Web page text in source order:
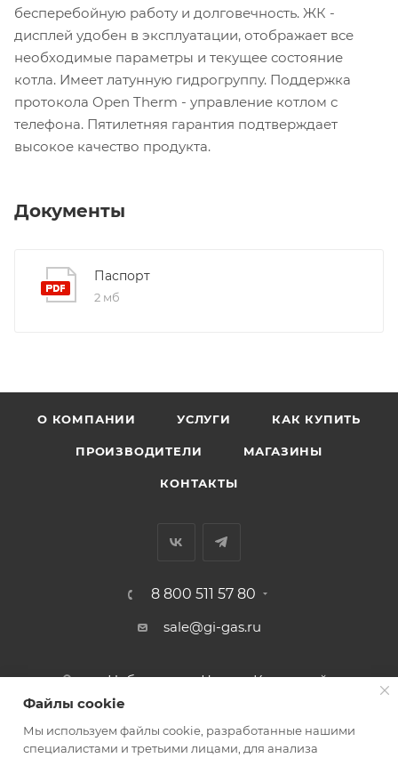
бесперебойную работу и долговечность. ЖК -
дисплей удобен в эксплуатации, отображает все
необходимые параметры и текущее состояние
котла. Имеет латунную гидрогруппу. Поддержка
протокола Open Therm - управление котлом с
телефона. Пятилетняя гарантия подтверждает
высокое качество продукта.
Документы
Паспорт
2 мб
О КОМПАНИИ УСЛУГИ КАК КУПИТЬ
ПРОИЗВОДИТЕЛИ МАГАЗИНЫ
КОНТАКТЫ
8 800 511 57 80
sale@gi-gas.ru
г. Набережные Челны, Казанский
ПОДПИСАТЬСЯ НА РАССЫЛКУ
Файлы cookie
Мы используем файлы cookie, разработанные нашими
специалистами и третьими лицами, для анализа